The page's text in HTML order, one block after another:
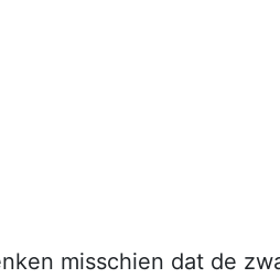
misschien dat de